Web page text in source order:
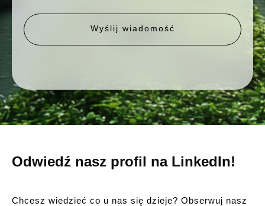
Odwiedź nasz profil na LinkedIn!
Chcesz wiedzieć co u nas się dzieje? Obserwuj nasz